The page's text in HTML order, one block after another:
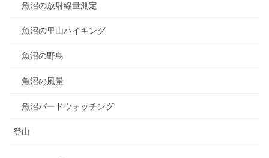
魚沼の放射線量測定
魚沼の里山ハイキング
魚沼の野鳥
魚沼の風景
魚沼バードウォッチング
登山